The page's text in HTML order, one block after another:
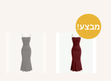
מבצע!